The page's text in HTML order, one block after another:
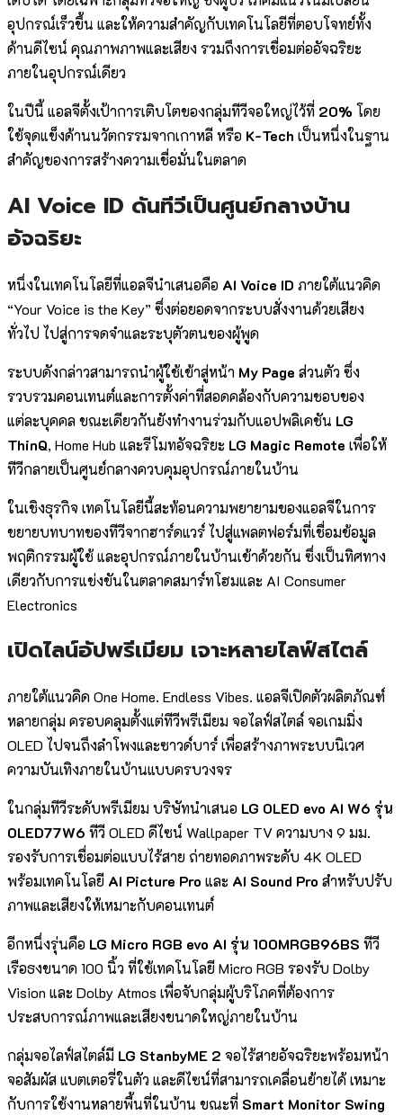
อุปกรณ์เร็วขึ้น และให้ความสำคัญกับเทคโนโลยีที่ตอบโจทย์ทั้ง
ด้านดีไซน์ คุณภาพภาพและเสียง รวมถึงการเชื่อมต่ออัจฉริยะ
ภายในอุปกรณ์เดียว
ในปีนี้ แอลจีตั้งเป้าการเติบโตของกลุ่มทีวีจอใหญ่ไว้ที่ 20% โดย
ใช้จุดแข็งด้านนวัตกรรมจากเกาหลี หรือ K-Tech เป็นหนึ่งในฐาน
สำคัญของการสร้างความเชื่อมั่นในตลาด
AI Voice ID ดันทีวีเป็นศูนย์กลางบ้าน
อัจฉริยะ
หนึ่งในเทคโนโลยีที่แอลจีนำเสนอคือ AI Voice ID ภายใต้แนวคิด
“Your Voice is the Key” ซึ่งต่อยอดจากระบบสั่งงานด้วยเสียง
ทั่วไป ไปสู่การจดจำและระบุตัวตนของผู้พูด
ระบบดังกล่าวสามารถนำผู้ใช้เข้าสู่หน้า My Page ส่วนตัว ซึ่ง
รวบรวมคอนเทนต์และการตั้งค่าที่สอดคล้องกับความชอบของ
แต่ละบุคคล ขณะเดียวกันยังทำงานร่วมกับแอปพลิเคชัน LG
ThinQ, Home Hub และรีโมทอัจฉริยะ LG Magic Remote เพื่อให้
ทีวีกลายเป็นศูนย์กลางควบคุมอุปกรณ์ภายในบ้าน
ในเชิงธุรกิจ เทคโนโลยีนี้สะท้อนความพยายามของแอลจีในการ
ขยายบทบาทของทีวีจากฮาร์ดแวร์ ไปสู่แพลตฟอร์มที่เชื่อมข้อมูล
พฤติกรรมผู้ใช้ และอุปกรณ์ภายในบ้านเข้าด้วยกัน ซึ่งเป็นทิศทาง
เดียวกับการแข่งขันในตลาดสมาร์ทโฮมและ AI Consumer
Electronics
เปิดไลน์อัปพรีเมียม เจาะหลายไลฟ์สไตล์
ภายใต้แนวคิด One Home. Endless Vibes. แอลจีเปิดตัวผลิตภัณฑ์
หลายกลุ่ม ครอบคลุมตั้งแต่ทีวีพรีเมียม จอไลฟ์สไตล์ จอเกมมิ่ง
OLED ไปจนถึงลำโพงและซาวด์บาร์ เพื่อสร้างภาพระบบนิเวศ
ความบันเทิงภายในบ้านแบบครบวงจร
ในกลุ่มทีวีระดับพรีเมียม บริษัทนำเสนอ LG OLED evo AI W6 รุ่น
OLED77W6 ทีวี OLED ดีไซน์ Wallpaper TV ความบาง 9 มม.
รองรับการเชื่อมต่อแบบไร้สาย ถ่ายทอดภาพระดับ 4K OLED
พร้อมเทคโนโลยี AI Picture Pro และ AI Sound Pro สำหรับปรับ
ภาพและเสียงให้เหมาะกับคอนเทนต์
อีกหนึ่งรุ่นคือ LG Micro RGB evo AI รุ่น 100MRGB96BS ทีวี
เรือธงขนาด 100 นิ้ว ที่ใช้เทคโนโลยี Micro RGB รองรับ Dolby
Vision และ Dolby Atmos เพื่อจับกลุ่มผู้บริโภคที่ต้องการ
ประสบการณ์ภาพและเสียงขนาดใหญ่ภายในบ้าน
กลุ่มจอไลฟ์สไตล์มี LG StanbyME 2 จอไร้สายอัจฉริยะพร้อมหน้า
จอสัมผัส แบตเตอรี่ในตัว และดีไซน์ที่สามารถเคลื่อนย้ายได้ เหมาะ
กับการใช้งานหลายพื้นที่ในบ้าน ขณะที่ Smart Monitor Swing